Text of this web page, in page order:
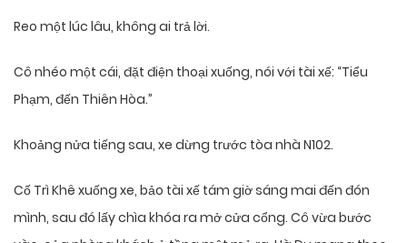
Reo một lúc lâu, không ai trả lời.
Cô nhéo một cái, đặt điện thoại xuống, nói với tài xế: “Tiểu
Phạm, đến Thiên Hòa.”
Khoảng nửa tiếng sau, xe dừng trước tòa nhà N102.
Cố Trì Khê xuống xe, bảo tài xế tám giờ sáng mai đến đón
mình, sau đó lấy chìa khóa ra mở cửa cổng. Cô vừa bước